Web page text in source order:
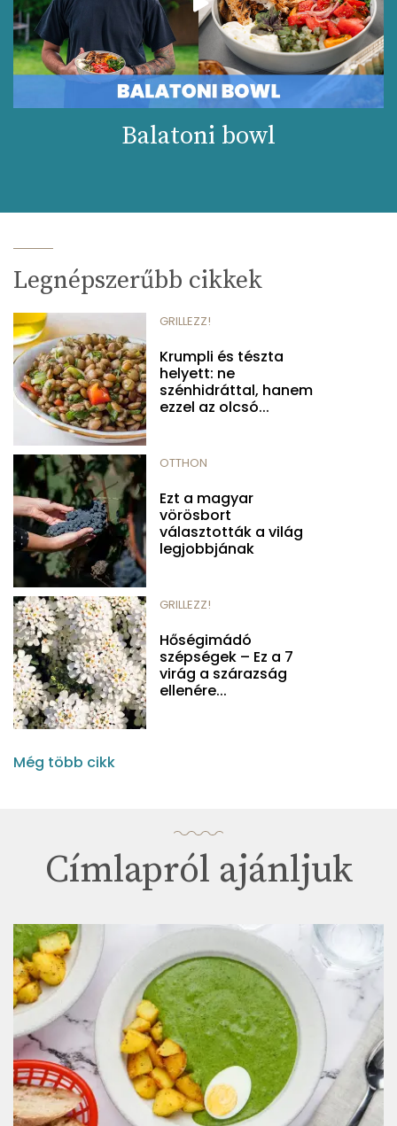
Balatoni bowl
Legnépszerűbb cikkek
GRILLEZZ!
Krumpli és tészta
helyett: ne
szénhidráttal, hanem
ezzel az olcsó...
OTTHON
Ezt a magyar
vörösbort
választották a világ
legjobbjának
GRILLEZZ!
Hőségimádó
szépségek – Ez a 7
virág a szárazság
ellenére...
Még több cikk
Címlapról ajánljuk